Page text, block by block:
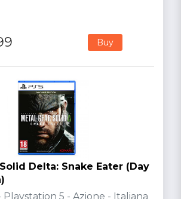
Buy
Delta: Snake Eater (Day
Playstation 5 - Azione - Italiana